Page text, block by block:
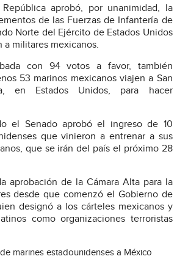
aprobó, por unanimidad, la
de las Fuerzas de Infantería de
Norte del Ejército de Estados Unidos
a militares mexicanos.
con 94 votos a favor, también
53 marinos mexicanos viajen a San
en Estados Unidos, para hacer
el Senado aprobó el ingreso de 10
que vinieron a entrenar a sus
que se irán del país el próximo 28
aprobación de la Cámara Alta para la
desde que comenzó el Gobierno de
designó a los cárteles mexicanos y
como organizaciones terroristas
marines estadounidenses a México